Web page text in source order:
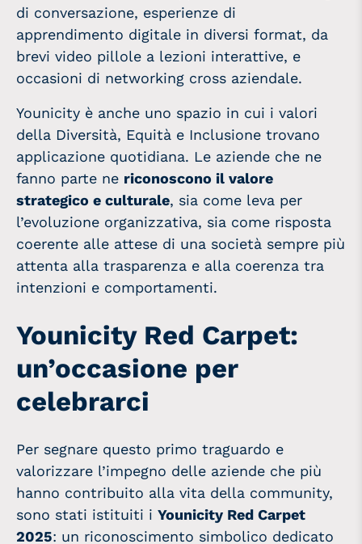
di conversazione, esperienze di
apprendimento digitale in diversi format, da
brevi video pillole a lezioni interattive, e
occasioni di networking cross aziendale.
Younicity è anche uno spazio in cui i valori
della Diversità, Equità e Inclusione trovano
applicazione quotidiana. Le aziende che ne
fanno parte ne riconoscono il valore
strategico e culturale, sia come leva per
l’evoluzione organizzativa, sia come risposta
coerente alle attese di una società sempre più
attenta alla trasparenza e alla coerenza tra
intenzioni e comportamenti.
Younicity Red Carpet:
un’occasione per
celebrarci
Per segnare questo primo traguardo e
valorizzare l’impegno delle aziende che più
hanno contribuito alla vita della community,
sono stati istituiti i Younicity Red Carpet
2025: un riconoscimento simbolico dedicato